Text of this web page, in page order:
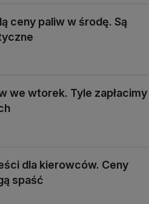
ceny paliw w środę. Są
we wtorek. Tyle zapłacimy
dla kierowców. Ceny
spaść